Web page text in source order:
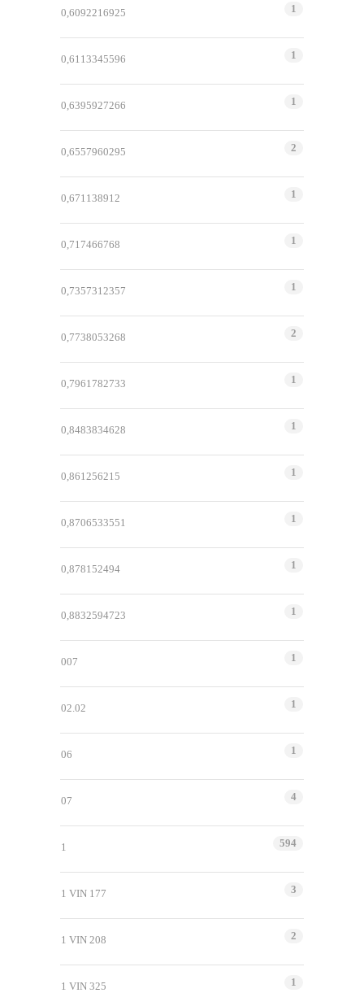
0,6092216925 1
0,6113345596 1
0,6395927266 1
0,6557960295 2
0,671138912 1
0,717466768 1
0,7357312357 1
0,7738053268 2
0,7961782733 1
0,8483834628 1
0,861256215 1
0,8706533551 1
0,878152494 1
0,8832594723 1
007 1
02.02 1
06 1
07 4
1 594
1 VIN 177 3
1 VIN 208 2
1 VIN 325 1